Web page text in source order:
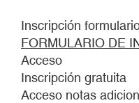
Inscripción
FORMULARIO DE
Acceso
Inscripción gratuita
Acceso notas